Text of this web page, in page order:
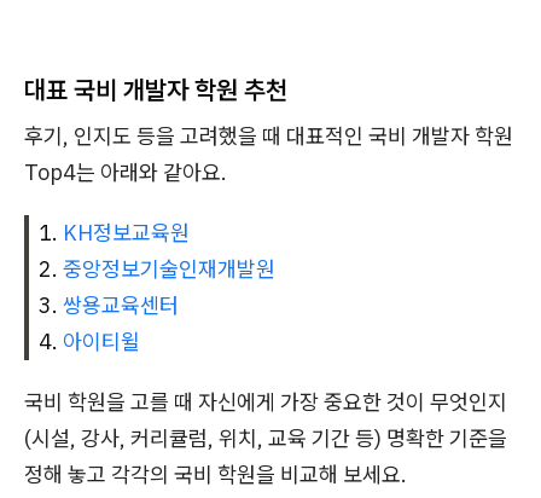
대표 국비 개발자 학원 추천
후기, 인지도 등을 고려했을 때 대표적인 국비 개발자 학원
Top4는 아래와 같아요.
KH정보교육원
중앙정보기술인재개발원
쌍용교육센터
아이티윌
국비 학원을 고를 때 자신에게 가장 중요한 것이 무엇인지
(시설, 강사, 커리큘럼, 위치, 교육 기간 등) 명확한 기준을
정해 놓고 각각의 국비 학원을 비교해 보세요.